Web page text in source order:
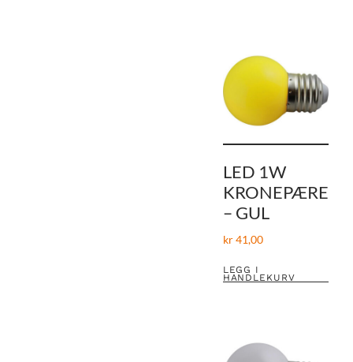
LED 1W
KRONEPÆRE
– GUL
kr41,00
LEGG I
HANDLEKURV